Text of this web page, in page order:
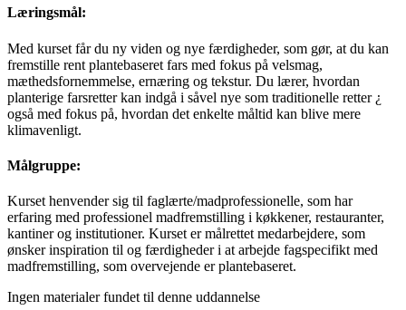
Læringsmål:
Med kurset får du ny viden og nye færdigheder, som gør, at du kan
fremstille rent plantebaseret fars med fokus på velsmag,
mæthedsfornemmelse, ernæring og tekstur. Du lærer, hvordan
planterige farsretter kan indgå i såvel nye som traditionelle retter ¿
også med fokus på, hvordan det enkelte måltid kan blive mere
klimavenligt.
Målgruppe:
Kurset henvender sig til faglærte/madprofessionelle, som har
erfaring med professionel madfremstilling i køkkener, restauranter,
kantiner og institutioner. Kurset er målrettet medarbejdere, som
ønsker inspiration til og færdigheder i at arbejde fagspecifikt med
madfremstilling, som overvejende er plantebaseret.
Ingen materialer fundet til denne uddannelse